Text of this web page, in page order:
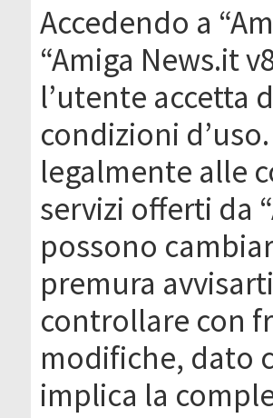
Accedendo a
“Amiga News.it
l’utente accetta
condizioni
legalmente alle
servizi offerti da
possono
premura
controllare con
modifiche, dato
implica la